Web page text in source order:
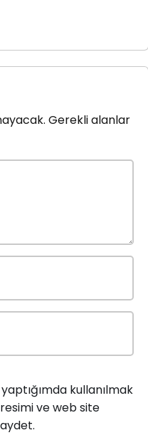
Gerekli alanlar
kullanılmak
ve web site